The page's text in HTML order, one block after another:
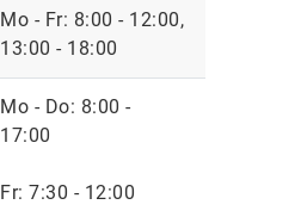
Mo - Fr: 8:00 - 12:00,
13:00 - 18:00
Mo - Do: 8:00 -
17:00
Fr: 7:30 - 12:00